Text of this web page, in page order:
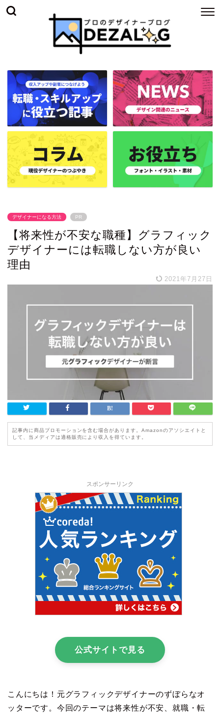
デザイナーになる方法 PR
【将来性が不安な職種】グラフィック
デザイナーには転職しない方が良い
理由
2021年7月27日
記事内に商品プロモーションを含む場合があります。Amazonのアソシエイトと
して、当メディアは適格販売により収入を得ています。
スポンサーリンク
公式サイトで見る
こんにちは！元グラフィックデザイナーのずぼらなオ
ッターです。今回のテーマは将来性が不安、就職・転